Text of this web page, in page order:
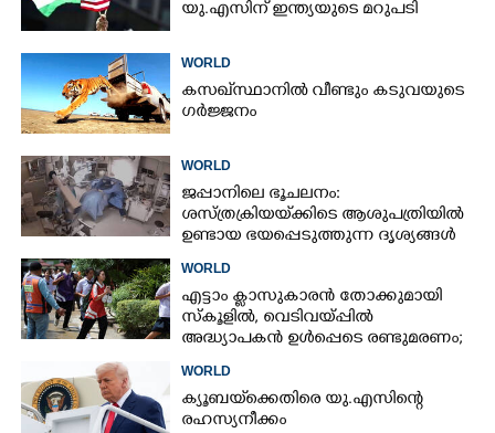
യു.എസിന് ഇന്ത്യയുടെ മറുപടി
WORLD
കസഖ്‌സ്ഥാനിൽ വീണ്ടും കടുവയുടെ
ഗർജ്ജനം
WORLD
ജപ്പാനിലെ ഭൂചലനം:
ശസ്ത്രക്രിയ‌യ്‌ക്കി‌ടെ ആശുപത്രിയിൽ
ഉണ്ടായ ഭയപ്പെടുത്തുന്ന ദൃശ്യങ്ങൾ
WORLD
എട്ടാം ക്ളാസുകാരൻ തോക്കുമായി
സ്കൂളിൽ, വെടിവയ്പ്പിൽ
അദ്ധ്യാപകൻ ഉൾപ്പെടെ രണ്ടുമരണം;
WORLD
ക്യൂബയ്‌ക്കെതിരെ യു.എസിന്റെ
രഹസ്യനീക്കം